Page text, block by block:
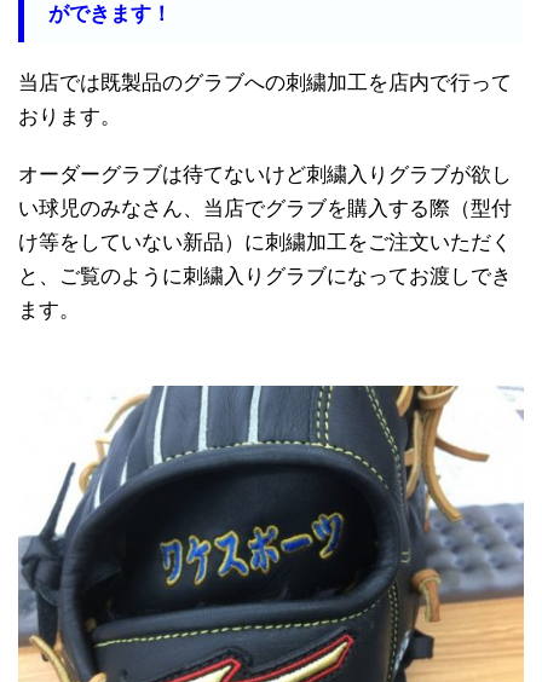
ができます！
当店では既製品のグラブへの刺繍加工を店内で行って
おります。
オーダーグラブは待てないけど刺繍入りグラブが欲し
い球児のみなさん、当店でグラブを購入する際（型付
け等をしていない新品）に刺繍加工をご注文いただく
と、ご覧のように刺繍入りグラブになってお渡しでき
ます。